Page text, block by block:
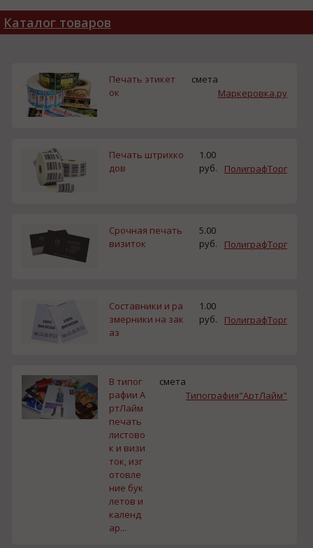
Каталог товаров
Печать этикет
ок
смета
Маркеровка.ру
Печать штрихко
дов
1.00
руб.
ПолиграфТорг
Срочная печать
визиток
5.00
руб.
ПолиграфТорг
Составники и ра
змерники на зак
аз
1.00
руб.
ПолиграфТорг
В типог
рафии А
ртЛайм
печать
листово
к и визи
ток, изг
отовле
ние бук
летов и
календ
ар...
смета
Типография"АртЛайм"